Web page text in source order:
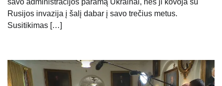
Rusijos invazija į šalį dabar į savo trečius metus.
Susitikimas […]